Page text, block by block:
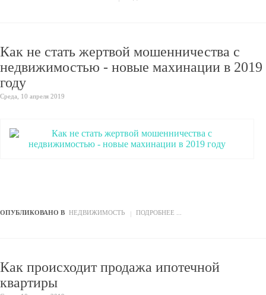
Как не стать жертвой мошенничества с
недвижимостью - новые махинации в 2019
году
Среда, 10 апреля 2019
ОПУБЛИКОВАНО В НЕДВИЖИМОСТЬ ПОДРОБНЕЕ ...
Как происходит продажа ипотечной
квартиры